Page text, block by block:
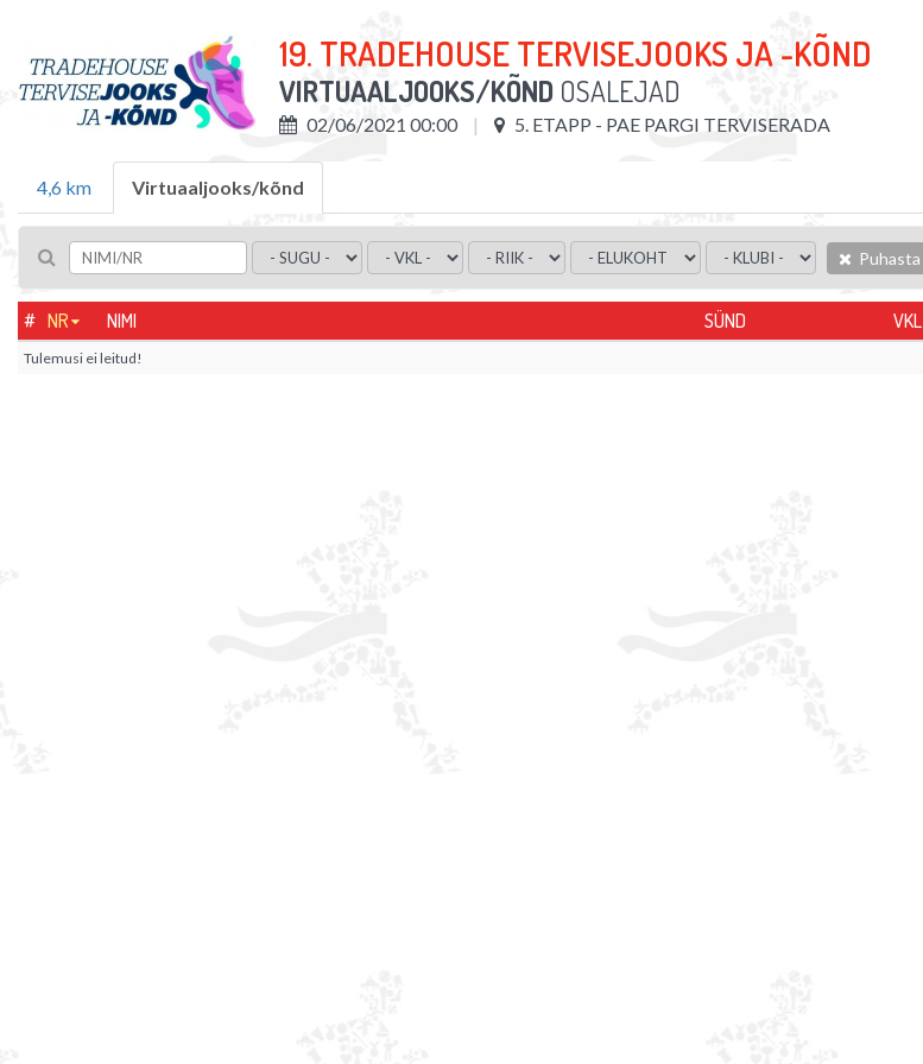
19. TRADEHOUSE TERVISEJOOKS JA -KÕND
VIRTUAALJOOKS/KÕND OSALEJAD
02/06/2021 00:00 5. ETAPP - PAE PARGI TERVISERADA
4,6 km Virtuaaljooks/kõnd
Puhasta
# NR NIMI SÜND VKL
Tulemusi ei leitud!